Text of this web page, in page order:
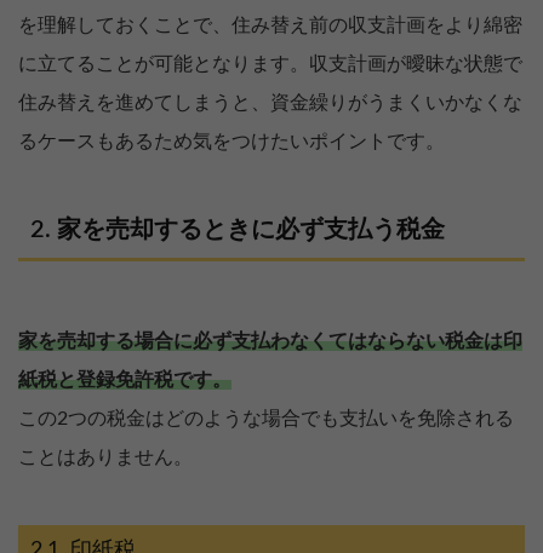
を理解しておくことで、住み替え前の収支計画をより綿密
に立てることが可能となります。収支計画が曖昧な状態で
住み替えを進めてしまうと、資金繰りがうまくいかなくな
るケースもあるため気をつけたいポイントです。
家を売却するときに必ず支払う税金
家を売却する場合に必ず支払わなくてはならない税金は印
紙税と登録免許税です。
この2つの税金はどのような場合でも支払いを免除される
ことはありません。